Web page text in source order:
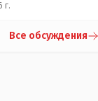
г.
Все обсуждения